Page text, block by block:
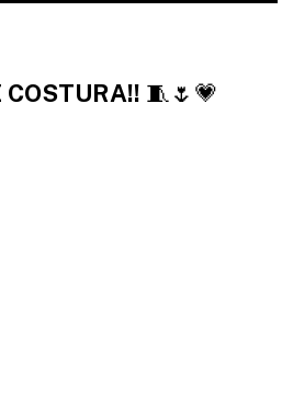
COSTURA!! 🧵🌷💗